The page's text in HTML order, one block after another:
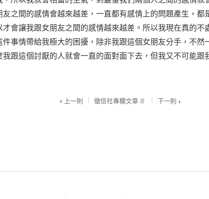
友之間的感情會越來越差，一直都有感情上的問題產生，都
才會讓我跟女朋友之間的感情越來越差。所以我現在真的不
件事情帶給我極大的困擾，除非我跟這個女朋友分手，不然
我跟這個討厭的人就會一直的面對面下去，但我又不可能跟
上一則 徵信社專欄文章 下一則